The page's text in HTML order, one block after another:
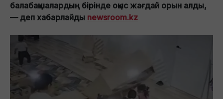
балабақшалардың бірінде оқыс жағдай орын алды,
— деп хабарлайды newsroom.kz